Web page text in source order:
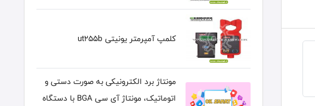
کلمپ آمپرمتر یونیتی ut255b
مونتاژ برد الکترونیکی به صورت دستی و
اتوماتیک، مونتاژ آی سی BGA با دستگاه